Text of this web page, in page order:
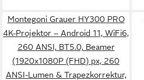
Montegoni Grauer HY300 PRO
4K-Projektor – Android 11, WiFi6,
260 ANSI, BT5.0, Beamer
(1920x1080P (FHD) px, 260
ANSI-Lumen & Trapezkorrektur,